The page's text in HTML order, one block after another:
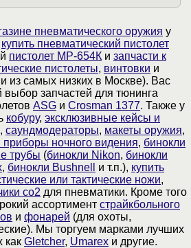
пневматического оружия у
купить пневматический пистолет
пистолет МР-654К и запчасти к
пистолеты, винтовки и
из самых низких в Москве). Вас
выбор запчастей для тюнинга
ASG и Crosman 1377. Также у
кобуру, эксклюзивные кейсы и
, саундмодераторы, макеты оружия,
ночного видения, бинокли
трубы (бинокли Nikon, бинокли
, бинокли Bushnell и т.п.), купить
или тактические ножи,
со2 для пневматики. Кроме того
ассортимент страйкбольного
и фонарей (для охоты,
Мы торгуем марками лучших
как Gletcher, Umarex и другие.